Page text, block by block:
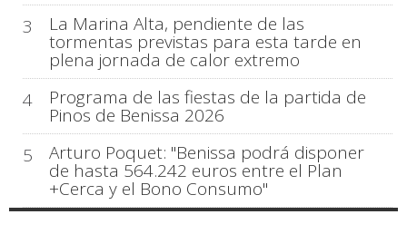
3
La Marina Alta, pendiente de las
tormentas previstas para esta tarde en
plena jornada de calor extremo
4
Programa de las fiestas de la partida de
Pinos de Benissa 2026
5
Arturo Poquet: "Benissa podrá disponer
de hasta 564.242 euros entre el Plan
+Cerca y el Bono Consumo"